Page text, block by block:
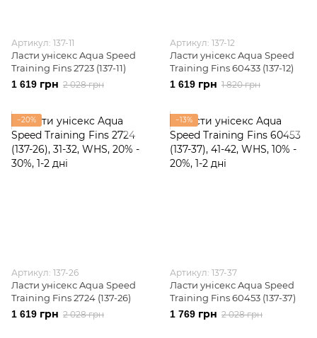
Артикул: 137-11
Ласти унісекс Aqua Speed
Training Fins 2723 (137-11)
1 619 грн 2 028 грн
Артикул: 137-12
Ласти унісекс Aqua Speed
Training Fins 60433 (137-12)
1 619 грн 1 820 грн
−20%
Артикул: 137-26
Ласти унісекс Aqua Speed
Training Fins 2724 (137-26)
1 619 грн 2 028 грн
−13%
Артикул: 137-37
Ласти унісекс Aqua Speed
Training Fins 60453 (137-37)
1 769 грн 2 028 грн